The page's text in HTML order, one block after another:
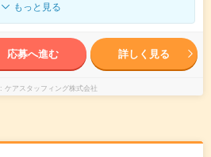
もっと見る
応募へ進む 詳しく見る
ケアスタッフィング株式会社